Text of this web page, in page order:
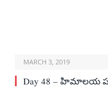
MARCH 3, 2019
Day 48 – హిమాలయ